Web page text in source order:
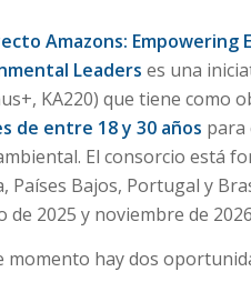
Amazons: Empowering
Leaders es una
KA220) que tiene como
de entre 18 y 30 años para
El consorcio está
Países Bajos, Portugal y
de 2025 y noviembre de
momento hay dos